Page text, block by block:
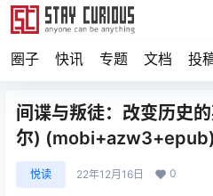
圈子 快讯 专题 文档 投
间谍与叛徒：改变历史
尔) (mobi+azw3+epub)
悦读 22年12月16日 0